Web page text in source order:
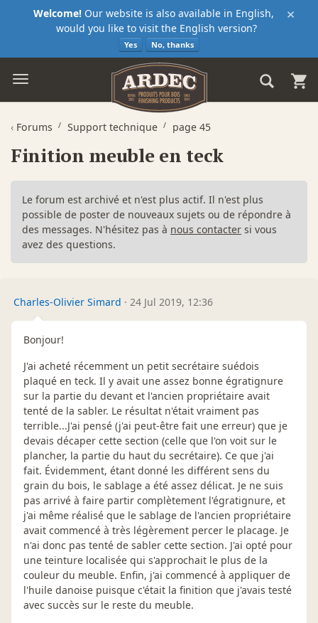
×
Welcome! Our website is also available in English,
would you like to visit the English version?
Yes No, thanks
‹ Forums Support technique page 45
Finition meuble en teck
Le forum est archivé et n'est plus actif. Il n'est plus
possible de poster de nouveaux sujets ou de répondre à
des messages. N'hésitez pas à nous contacter si vous
avez des questions.
Charles-Olivier Simard · 24 Jul 2019, 12:36
Bonjour!
J'ai acheté récemment un petit secrétaire suédois
plaqué en teck. Il y avait une assez bonne égratignure
sur la partie du devant et l'ancien propriétaire avait
tenté de la sabler. Le résultat n'était vraiment pas
terrible...J'ai pensé (j'ai peut-être fait une erreur) que je
devais décaper cette section (celle que l'on voit sur le
plancher, la partie du haut du secrétaire). Ce que j'ai
fait. Évidemment, étant donné les différent sens du
grain du bois, le sablage a été assez délicat. Je ne suis
pas arrivé à faire partir complètement l'égratignure, et
j'ai même réalisé que le sablage de l'ancien propriétaire
avait commencé à très légèrement percer le placage. Je
n'ai donc pas tenté de sabler cette section. J'ai opté pour
une teinture localisée qui s'approchait le plus de la
couleur du meuble. Enfin, j'ai commencé à appliquer de
l'huile danoise puisque c'était la finition que j'avais testé
avec succès sur le reste du meuble.